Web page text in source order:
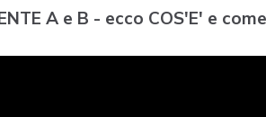
A e B - ecco COS'E' e come